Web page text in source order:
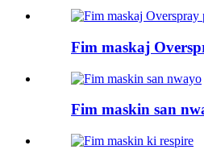
Fim maskaj
Fim maskin san